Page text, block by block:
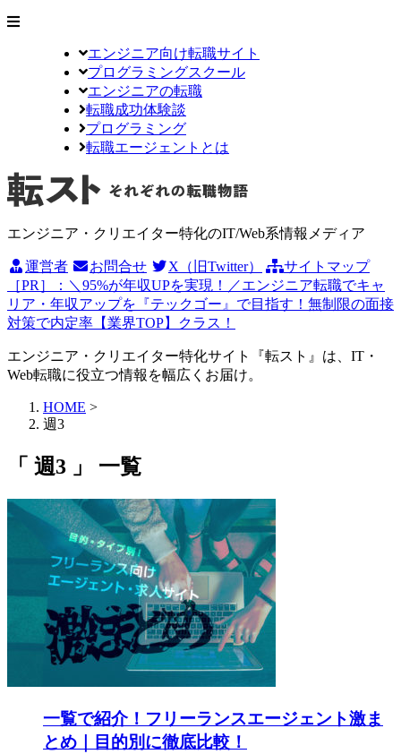
エンジニア向け転職サイト
プログラミングスクール
エンジニアの転職
転職成功体験談
プログラミング
転職エージェントとは
エンジニア・クリエイター特化のIT/Web系情報メディア
運営者 お問合せ X（旧Twitter）
サイトマップ
［PR］：＼95%が年収UPを実現！／エンジニア転職でキャ
リア・年収アップを『テックゴー』で目指す！無制限の面接
対策で内定率【業界TOP】クラス！
エンジニア・クリエイター特化サイト『転スト』は、IT・
Web転職に役立つ情報を幅広くお届け。
HOME >
週3
「 週3 」 一覧
一覧で紹介！フリーランスエージェント激ま
とめ｜目的別に徹底比較！